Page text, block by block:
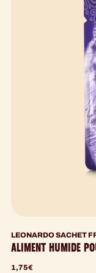
LEONARDO SACHET
ALIMENT HUMIDE
1,75€